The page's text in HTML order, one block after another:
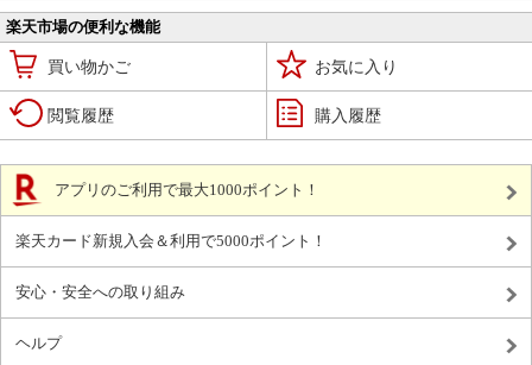
楽天市場の便利な機能
買い物かご お気に入り
閲覧履歴 購入履歴
アプリのご利用で最大1000ポイント！
楽天カード新規入会＆利用で5000ポイント！
安心・安全への取り組み
ヘルプ